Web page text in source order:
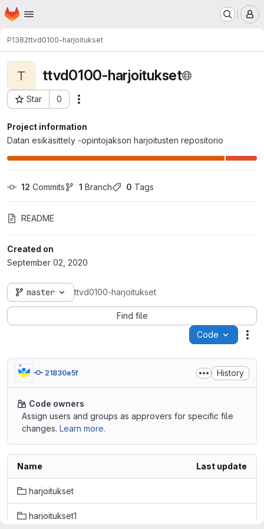
Skip to main content
Homepage
P1382ttvd0100-harjoitukset
T ttvd0100-harjoitukset
Star 0
Project ID: 9343
Project information
Datan esikäsittely -opintojakson harjoitusten repositorio
12 Commits 1 Branch 0 Tags
README
Created on
September 02, 2020
master ttvd0100-harjoitukset
Find file
Code
21830e5f History
Code owners
Assign users and groups as approvers for specific file
changes. Learn more.
Name Last update
harjoitukset
harjoitukset1